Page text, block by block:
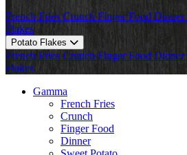
French Fries Crunch Finger Food Dinner
Flakes
Potato Flakes
French Fries Crunch Finger Food Dinner
Flakes
Gamma
French Fries
Crunch
Finger Food
Dinner